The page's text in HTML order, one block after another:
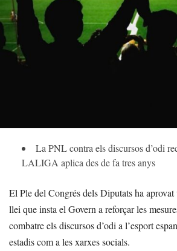
La PNL contra els discursos d’odi
LALIGA aplica des de fa tres anys
El Ple del Congrés dels Diputats ha
llei que insta el Govern a reforçar les
combatre els discursos d’odi a l’esport
estadis com a les xarxes socials.